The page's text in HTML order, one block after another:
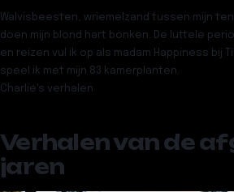
Walvisbeesten, wriemelzand tussen mijn
doen mijn blond hart bonken. De luttele
en reizen vul ik op als madam Happiness bij
speel ik met mijn 83 kamerplanten.
Charlie's verhalen
Verhalen van de
jaren